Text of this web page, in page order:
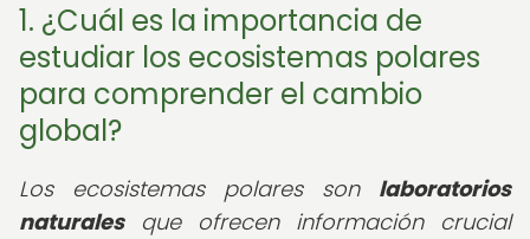
1. ¿Cuál es la importancia de
estudiar los ecosistemas polares
para comprender el cambio
global?
Los ecosistemas polares son laboratorios
naturalesque ofrecen información crucial